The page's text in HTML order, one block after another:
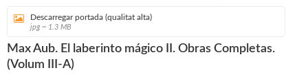
Descarregar portada (qualitat alta)
jpg ~ 1.3 MB
Max Aub. El laberinto mágico II. Obras Completas.
(Volum III-A)